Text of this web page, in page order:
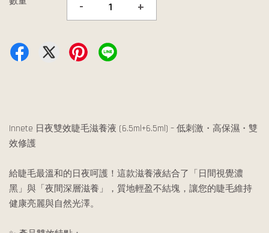
- +
Innete 日夜雙效睫毛滋養液 (6.5ml+6.5ml) – 低刺激・高保濕・雙
效修護
給睫毛最溫和的日夜呵護！這款滋養液結合了「日間視覺濃
黑」與「夜間深層滋養」，質地輕盈不結塊，讓您的睫毛維持
健康亮麗與自然光澤。